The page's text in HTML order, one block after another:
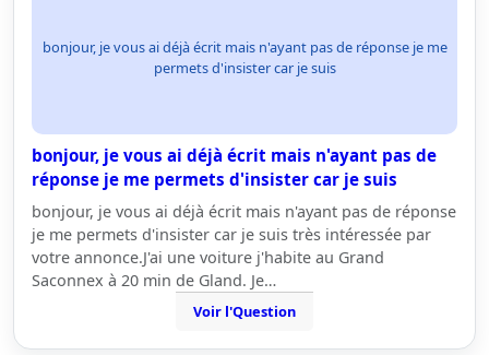
bonjour, je vous ai déjà écrit mais n'ayant pas de réponse je me
permets d'insister car je suis
bonjour, je vous ai déjà écrit mais n'ayant pas de
réponse je me permets d'insister car je suis
bonjour, je vous ai déjà écrit mais n'ayant pas de réponse
je me permets d'insister car je suis très intéressée par
votre annonce.J'ai une voiture j'habite au Grand
Saconnex à 20 min de Gland. Je…
Voir l'Question